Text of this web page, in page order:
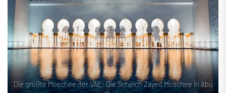
Die größte Moschee der VAE: Die Scheich Zayed Moschee in Abu